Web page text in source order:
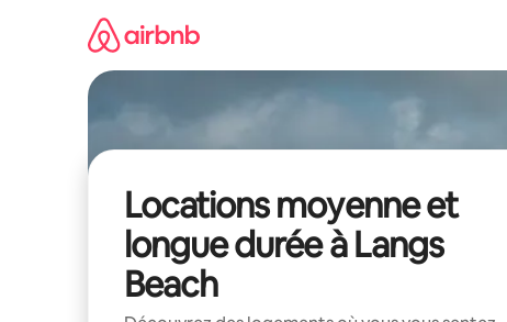
Locations moyenne et
longue durée à Langs
Beach